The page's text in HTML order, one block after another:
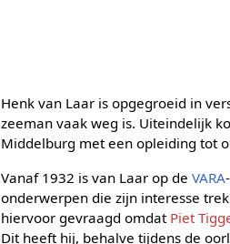
Henk van Laar is opgegroeid in
zeeman vaak weg is. Uiteindelijk
Middelburg met een opleiding tot
Vanaf 1932 is van Laar op deVARA
onderwerpen die zijn interesse
hiervoor gevraagd omdat Piet
Dit heeft hij, behalve tijdens de